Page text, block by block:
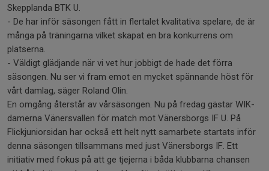
Skepplanda BTK U.
- De har inför säsongen fått in flertalet kvalitativa spelare, de är
många på träningarna vilket skapat en bra konkurrens om
platserna.
- Väldigt glädjande när vi vet hur jobbigt de hade det förra
säsongen. Nu ser vi fram emot en mycket spännande höst för
vårt damlag, säger Roland Olin.
En omgång återstår av vårsäsongen. Nu på fredag gästar WIK-
damerna Vänersvallen för match mot Vänersborgs IF U. På
Flickjuniorsidan har också ett helt nytt samarbete startats inför
denna säsongen tillsammans med just Vänersborgs IF. Ett
initiativ med fokus på att ge tjejerna i båda klubbarna chansen